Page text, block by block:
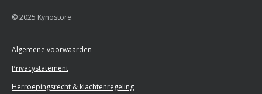
© 2025 Kynostore
Algemene voorwaarden
Privacystatement
Herroepingsrecht & klachtenregeling